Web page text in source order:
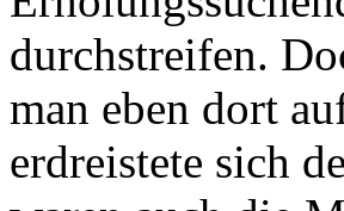
durchstreifen.
man eben dort
erdreistete sich